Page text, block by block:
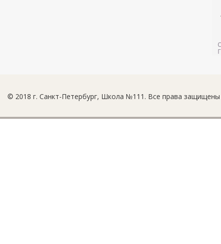
© 2018 г. Санкт-Петербург, Школа №111. Все права защищены